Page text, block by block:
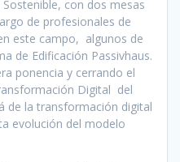
con dos mesas
de profesionales de
este campo, algunos de
de Edificación Passivhaus.
ponencia y cerrando el
Digital del
de la transformación digital
evolución del modelo